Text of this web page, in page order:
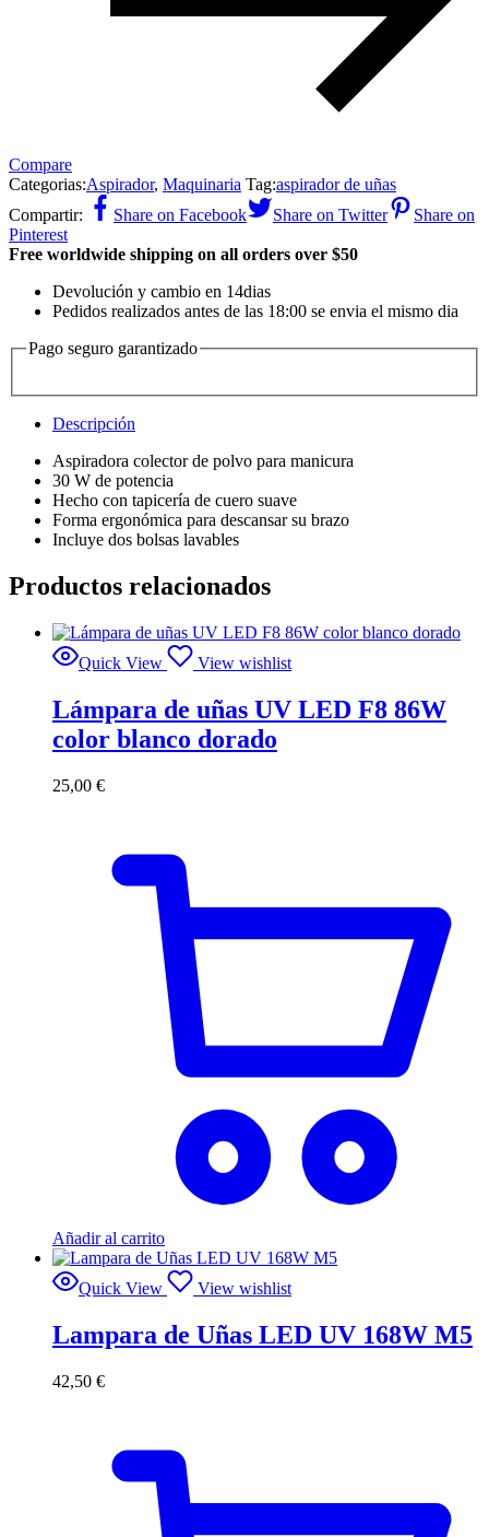
Compare
Categorias:Aspirador, Maquinaria Tag:aspirador de uñas
Compartir:
Share on Facebook Share on Twitter
Share on
Pinterest
Free worldwide shipping on all orders over $50
Devolución y cambio en 14dias
Pedidos realizados antes de las 18:00 se envia el mismo dia
Pago seguro garantizado
Descripción
Aspiradora colector de polvo para manicura
30 W de potencia
Hecho con tapicería de cuero suave
Forma ergonómica para descansar su brazo
Incluye dos bolsas lavables
Productos relacionados
Quick View View wishlist
Lámpara de uñas UV LED F8 86W
color blanco dorado
25,00 €
Añadir al carrito
Quick View View wishlist
Lampara de Uñas LED UV 168W M5
42,50 €